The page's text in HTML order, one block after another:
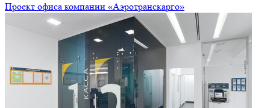
Проект офиса компании «Аэротранскарго»